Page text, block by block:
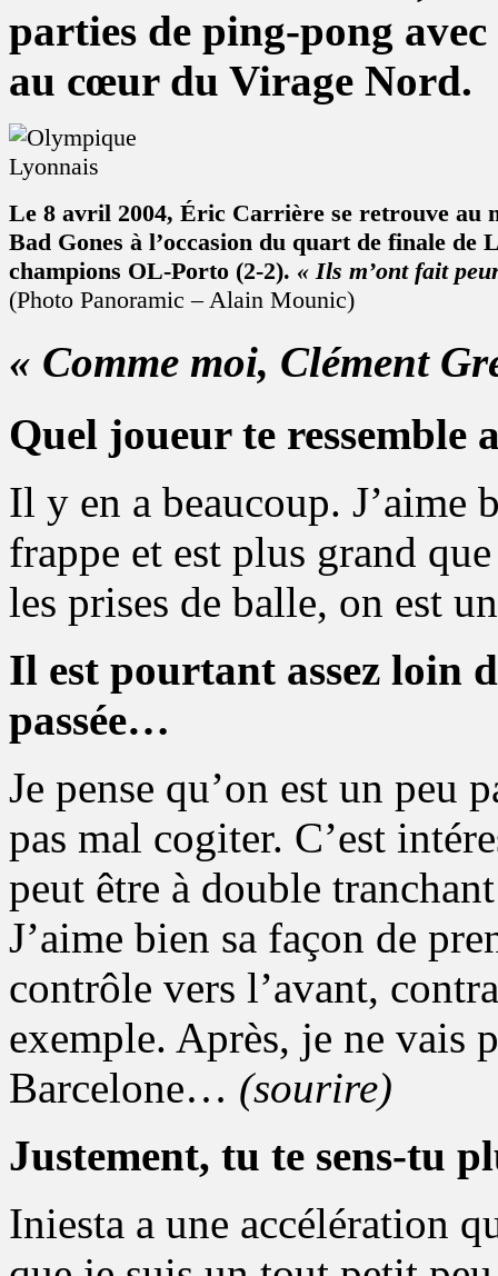
parties de ping-pong
au cœur du Virage Nord.
Le 8 avril 2004, Éric Carrière se retrouve au
Bad Gones à l’occasion du quart de finale de
champions OL-Porto (2-2). « Ils m’ont fait
(Photo Panoramic – Alain Mounic)
« Comme moi, Clément
Quel joueur te ressemble
Il y en a beaucoup. J’aime
frappe et est plus grand
les prises de balle, on est
Il est pourtant assez loin
passée…
Je pense qu’on est un peu
pas mal cogiter. C’est
peut être à double
J’aime bien sa façon de
contrôle vers l’avant,
exemple. Après, je ne vais
Barcelone… (sourire)
Justement, tu te sens-tu
Iniesta a une accélération